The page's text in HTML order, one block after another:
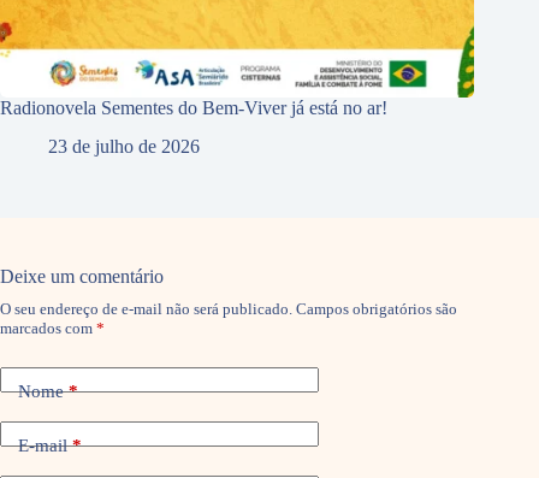
Radionovela Sementes do Bem-Viver já está no ar!
23 de julho de 2026
Deixe um comentário
O seu endereço de e-mail não será publicado. Campos obrigatórios são
marcados com *
Nome*
E-mail*